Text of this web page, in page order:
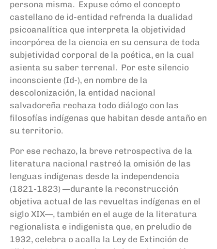
persona misma. Expuse cómo el concepto
castellano de id-entidad refrenda la dualidad
psicoanalítica que interpreta la objetividad
incorpórea de la ciencia en su censura de toda
subjetividad corporal de la poética, en la cual
asienta su saber terrenal. Por este silencio
inconsciente (Id-), en nombre de la
descolonización, la entidad nacional
salvadoreña rechaza todo diálogo con las
filosofías indígenas que habitan desde antaño en
su territorio.
Por ese rechazo, la breve retrospectiva de la
literatura nacional rastreó la omisión de las
lenguas indígenas desde la independencia
(1821-1823) —durante la reconstrucción
objetiva actual de las revueltas indígenas en el
siglo XIX—, también en el auge de la literatura
regionalista e indigenista que, en preludio de
1932, celebra o acalla la Ley de Extinción de